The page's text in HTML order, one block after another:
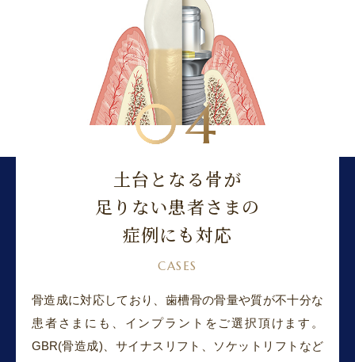
04
土台となる骨が
足りない患者さまの
症例にも対応
CASES
骨造成に対応しており、歯槽骨の骨量や質が不十分な
患者さまにも、インプラントをご選択頂けます。
GBR(骨造成)、サイナスリフト、ソケットリフトなど